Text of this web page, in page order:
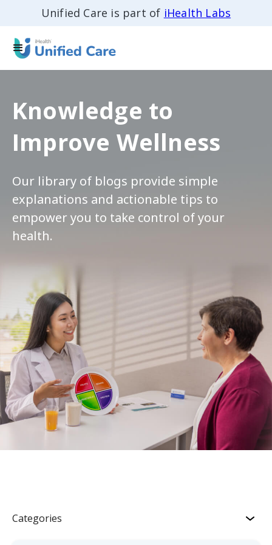
Unified Care is part of iHealth Labs
Knowledge to
Improve Wellness
Our library of blogs provide simple
explanations and actionable tips to
empower you to take control of your
health.
Categories